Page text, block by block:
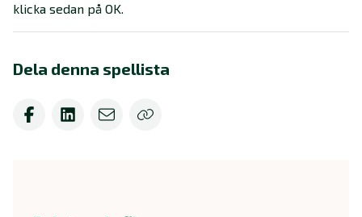
klicka sedan på OK.
Dela denna spellista